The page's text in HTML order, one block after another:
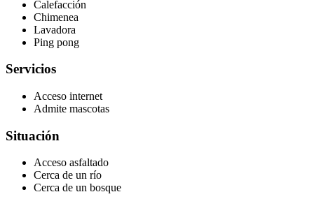
Calefacción
Chimenea
Lavadora
Ping pong
Servicios
Acceso internet
Admite mascotas
Situación
Acceso asfaltado
Cerca de un río
Cerca de un bosque